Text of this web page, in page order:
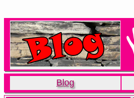
Blog